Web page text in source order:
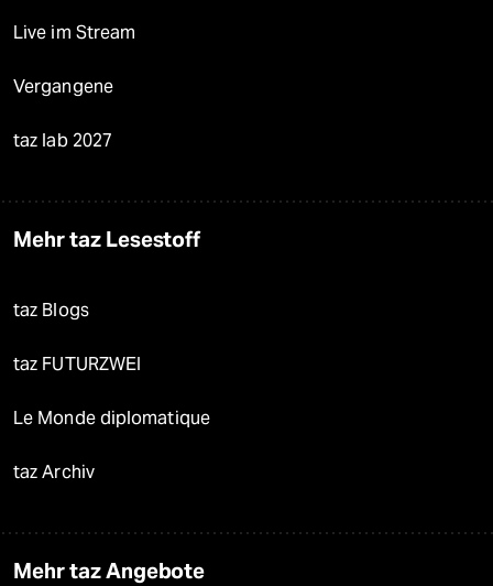
Live im Stream
Vergangene
taz lab 2027
Mehr taz Lesestoff
taz Blogs
taz FUTURZWEI
Le Monde diplomatique
taz Archiv
Mehr taz Angebote